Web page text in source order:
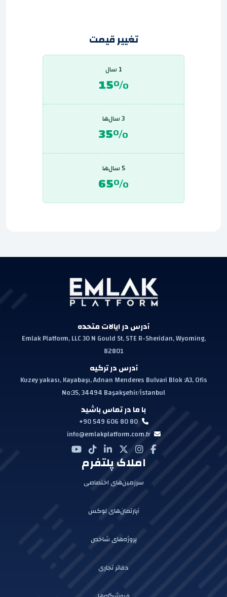
تغییر قیمت
1 سال
15%
3 سال‌ها
35%
5 سال‌ها
65%
آدرس در ایالات متحده
Emlak Platform, LLC 30 N Gould St, STE R-Sheridan, Wyoming,
82801
آدرس در ترکیه
Kuzey yakası, Kayabaşı, Adnan Menderes Bulvari Blok :A3, Ofis
No:35, 34494 Başakşehir/İstanbul
با ما در تماس باشید
+90 549 606 80 80
info@emlakplatform.com.tr
املاک پلتفرم
سرزمین‌های اختصاصی
آپارتمان‌های لوکس
پروژه‌های شاخص
دفاتر تجاری